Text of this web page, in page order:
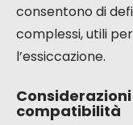
consentono di
complessi, utili
l’essiccazione.
compatibilità